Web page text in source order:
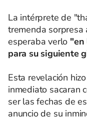
La intérprete de
tremenda sorpresa
esperaba verlo "en
para su siguiente
Esta revelación
inmediato sacaran
ser las fechas de
anuncio de su